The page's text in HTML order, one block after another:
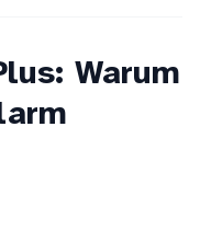
Warum